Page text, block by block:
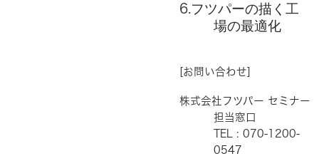
6. フツパーの描く工
場の最適化
[お問い合わせ]
株式会社フツパー セミナー
担当窓口
TEL : 070-1200-
0547